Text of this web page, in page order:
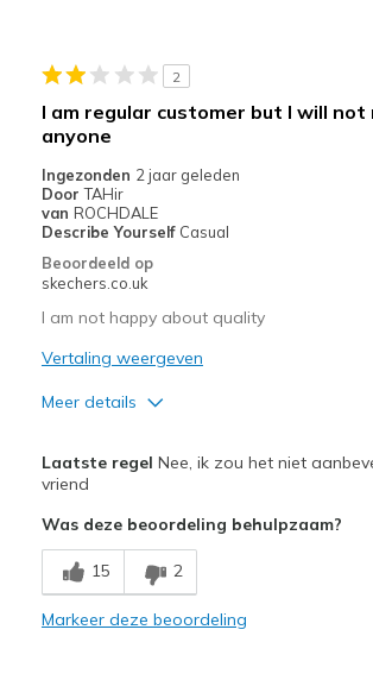
2
I am regular customer but I will not
anyone
Ingezonden 2 jaar geleden
Door TAHir
van ROCHDALE
Describe Yourself Casual
Beoordeeld op
skechers.co.uk
I am not happy about quality
Vertaling weergeven
Meer details
Breathe Well
Minpunten
Poor Cushioning
Beste toepassingen
Laatste regel Nee, ik zou het niet
vriend
Was deze beoordeling behulpzaam?
15 2
Markeer deze beoordeling